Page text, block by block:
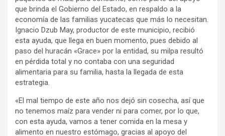
que brinda el Gobierno del Estado, en respaldo a la
economía de las familias yucatecas que más lo necesitan.
Ignacio Dzub May, productor de este municipio, recibió
esta ayuda, que llega en buen momento, pues debido al
paso del huracán «Grace» por la entidad, su milpa resultó
en pérdida total y no contaba con una seguridad
alimentaria para su familia, hasta la llegada de esta
estrategia.
«El mal tiempo de este año nos dejó sin cosecha, así que
no tenemos maíz para vender ni para comer, por lo que,
con esta ayuda, vamos a tener comida en la mesa y
alimento en nuestro estómago, gracias al apoyo del